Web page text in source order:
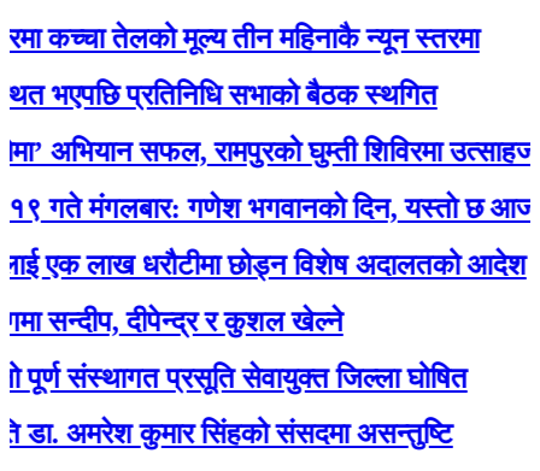
कच्चा तेलको मूल्य तीन महिनाकै न्यून स्तरमा
प्रतिनिधि सभाको बैठक स्थगित
सफल, रामपुरको घुम्ती शिविरमा उत्साहजनक
मंगलबार: गणेश भगवानकाे दिन, यस्ताे छ आजको
एक लाख धरौटीमा छोड्न विशेष अदालतको आदेश
सन्दीप, दीपेन्द्र र कुशल खेल्ने
संस्थागत प्रसूति सेवायुक्त जिल्ला घोषित
अमरेश कुमार सिंहको संसदमा असन्तुष्टि